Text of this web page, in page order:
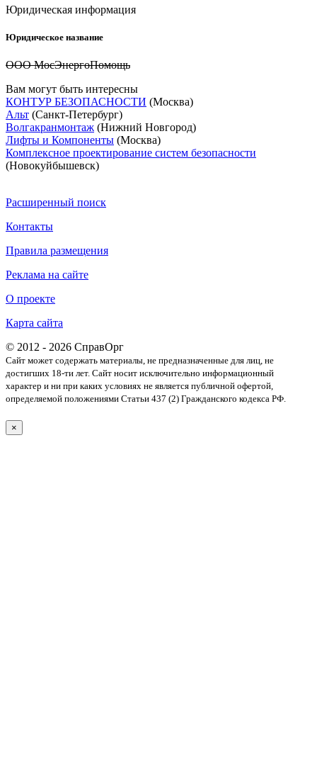
Юридическая информация
Юридическое название
ООО МосЭнергоПомощь
Вам могут быть интересны
КОНТУР БЕЗОПАСНОСТИ (Москва)
Альт (Санкт-Петербург)
Волгакранмонтаж (Нижний Новгород)
Лифты и Компоненты (Москва)
Комплексное проектирование систем безопасности
(Новокуйбышевск)
Расширенный поиск
Контакты
Правила размещения
Реклама на сайте
О проекте
Карта сайта
© 2012 - 2026 СправОрг
Сайт может содержать материалы, не предназначенные для лиц, не
достигших 18-ти лет. Cайт носит исключительно информационный
характер и ни при каких условиях не является публичной офертой,
определяемой положениями Статьи 437 (2) Гражданского кодекса РФ.
×